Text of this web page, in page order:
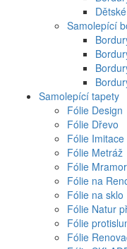
Samolepící
Samolepící tapety
Fólie Design
Fólie Dřevo
Fólie
Fólie Metráž
Fólie Mramor
Fólie na
Fólie na sklo
Fólie Natur
Fólie
Fólie